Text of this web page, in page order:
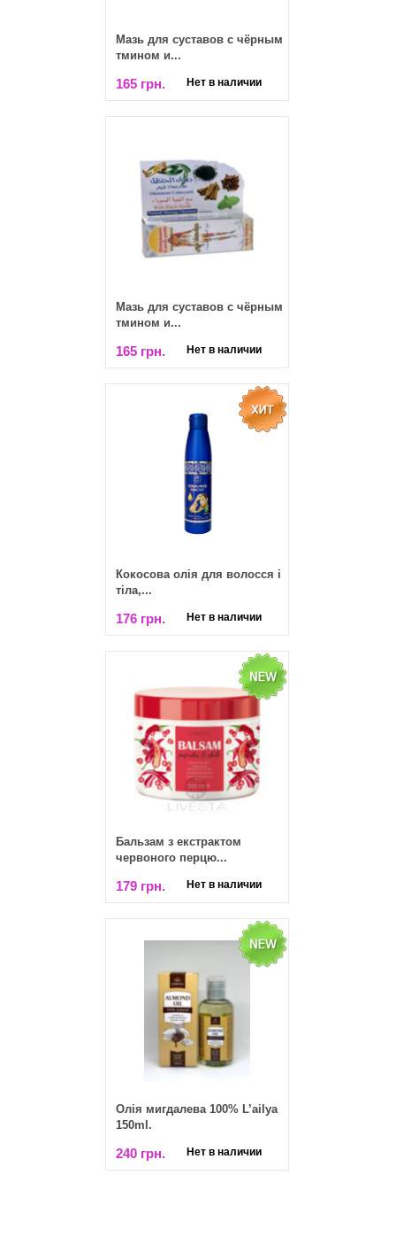
Мазь для суставов с чёрным
тмином и...
165 грн. Нет в наличии
Мазь для суставов с чёрным
тмином и...
165 грн. Нет в наличии
​Кокосова олія для волосся і
тіла,...
176 грн. Нет в наличии
Бальзам з екстрактом
червоного перцю...
179 грн. Нет в наличии
Олія мигдалева 100% L’ailya
150ml.
240 грн. Нет в наличии